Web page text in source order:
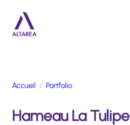
ACTIVITÉS
Accueil Portfolio
Hameau La Tulipe